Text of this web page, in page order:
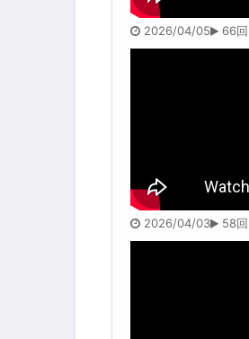
2026/04/05 66回
2026/04/03 58回